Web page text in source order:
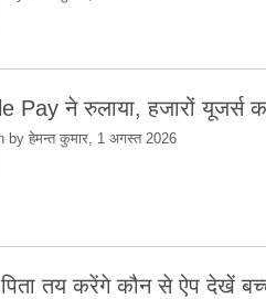
Pay ने रुलाया, हजारों यूजर्स
by हेमन्त कुमार, 1 अगस्त 2026
पिता तय करेंगे कौन से ऐप देखें